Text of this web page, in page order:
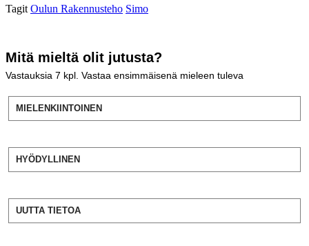
Tagit Oulun Rakennusteho Simo
Mitä mieltä olit jutusta?
Vastauksia 7 kpl. Vastaa ensimmäisenä mieleen tuleva
MIELENKIINTOINEN
HYÖDYLLINEN
UUTTA TIETOA